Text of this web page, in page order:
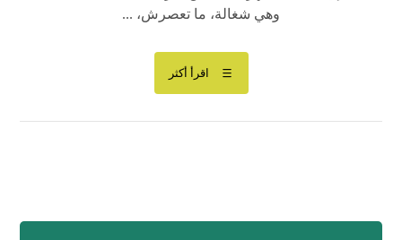
وهي شغالة، ما تعصرش، ...
اقرأ أكثر